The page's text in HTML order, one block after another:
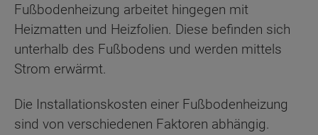
Fußbodenheizung arbeitet hingegen mit
Heizmatten und Heizfolien. Diese befinden sich
unterhalb des Fußbodens und werden mittels
Strom erwärmt.
Die Installationskosten einer Fußbodenheizung
sind von verschiedenen Faktoren abhängig.